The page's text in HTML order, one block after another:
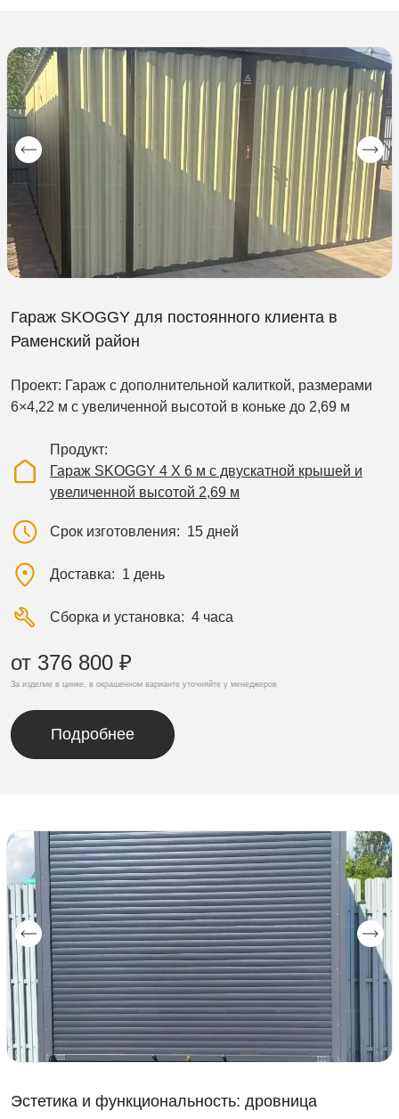
Гараж SKOGGY для постоянного клиента в
Раменский район
Проект: Гараж с дополнительной калиткой, размерами
6×4,22 м с увеличенной высотой в коньке до 2,69 м
Продукт
Гараж SKOGGY 4 Х 6 м с двускатной крышей и
увеличенной высотой 2,69 м
Срок изготовления 15 дней
Доставка 1 день
Сборка и установка 4 часа
от 376 800 ₽
За изделие в цинке, в окрашенном варианте уточняйте у менеджеров
Подробнее
Эстетика и функциональность: дровница